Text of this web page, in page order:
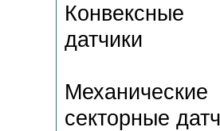
Конвексные
датчики
Механические
секторные